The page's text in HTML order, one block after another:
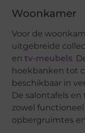
Woonkamer
Voor de
uitgebreide
entv-meubels.
hoekbanken tot
beschikbaar in
De salontafels
zowel
opbergruimtes